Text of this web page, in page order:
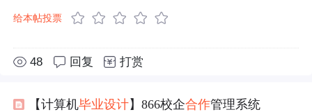
给本帖投票
48 回复 打赏
【计算机毕业设计】866校企合作管理系统